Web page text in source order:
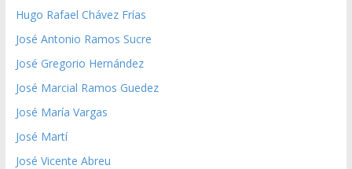
Hugo Rafael Chávez Frías
José Antonio Ramos Sucre
José Gregorio Hernández
José Marcial Ramos Guedez
José María Vargas
José Martí
José Vicente Abreu